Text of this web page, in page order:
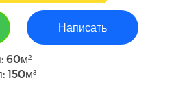
Написать
60м²
150м³